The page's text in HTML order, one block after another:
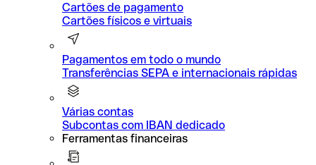
Cartões de pagamento
Cartões físicos e virtuais
Pagamentos em todo o mundo
Transferências SEPA e internacionais rápidas
Várias contas
Subcontas com IBAN dedicado
Ferramentas financeiras